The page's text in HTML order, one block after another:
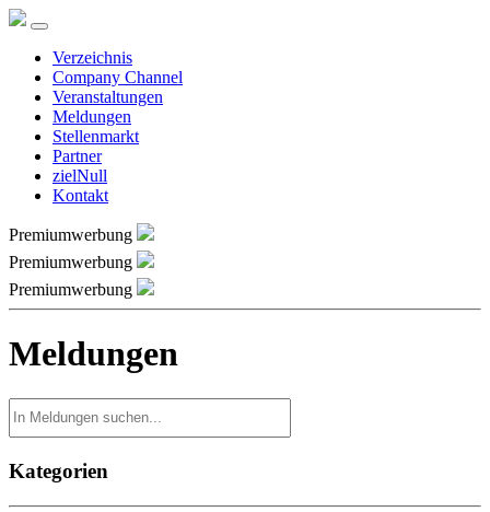
Verzeichnis
Company Channel
Veranstaltungen
Meldungen
Stellenmarkt
Partner
zielNull
Kontakt
Premiumwerbung
Premiumwerbung
Premiumwerbung
Meldungen
Kategorien